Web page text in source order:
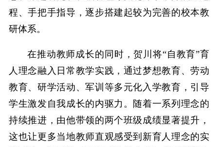
程、手把手指导，逐步搭建起较为完善的校本教
研体系。
在推动教师成长的同时，贺川将“自教育”育
人理念融入日常教学实践，通过梦想教育、劳动
教育、研学活动、军训等多元化入学教育，引导
学生激发自我成长的内驱力。随着一系列理念的
持续推进，由他带领的两个班级成绩显著提升，
这也让更多当地教师直观感受到新育人理念的实